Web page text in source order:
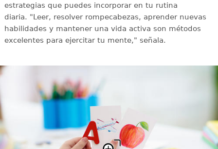
estrategias que puedes incorporar en tu rutina
diaria. "Leer, resolver rompecabezas, aprender nuevas
habilidades y mantener una vida activa son métodos
excelentes para ejercitar tu mente," señala.